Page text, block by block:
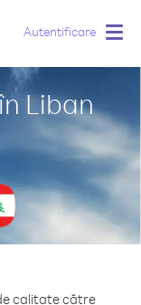
Autentificare
Liban
calitate către